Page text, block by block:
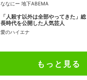
ななにー 地下ABEMA
「人殺す以外は全部やってきた」総
長時代を公開した人気芸人
愛のハイエナ
もっと見る